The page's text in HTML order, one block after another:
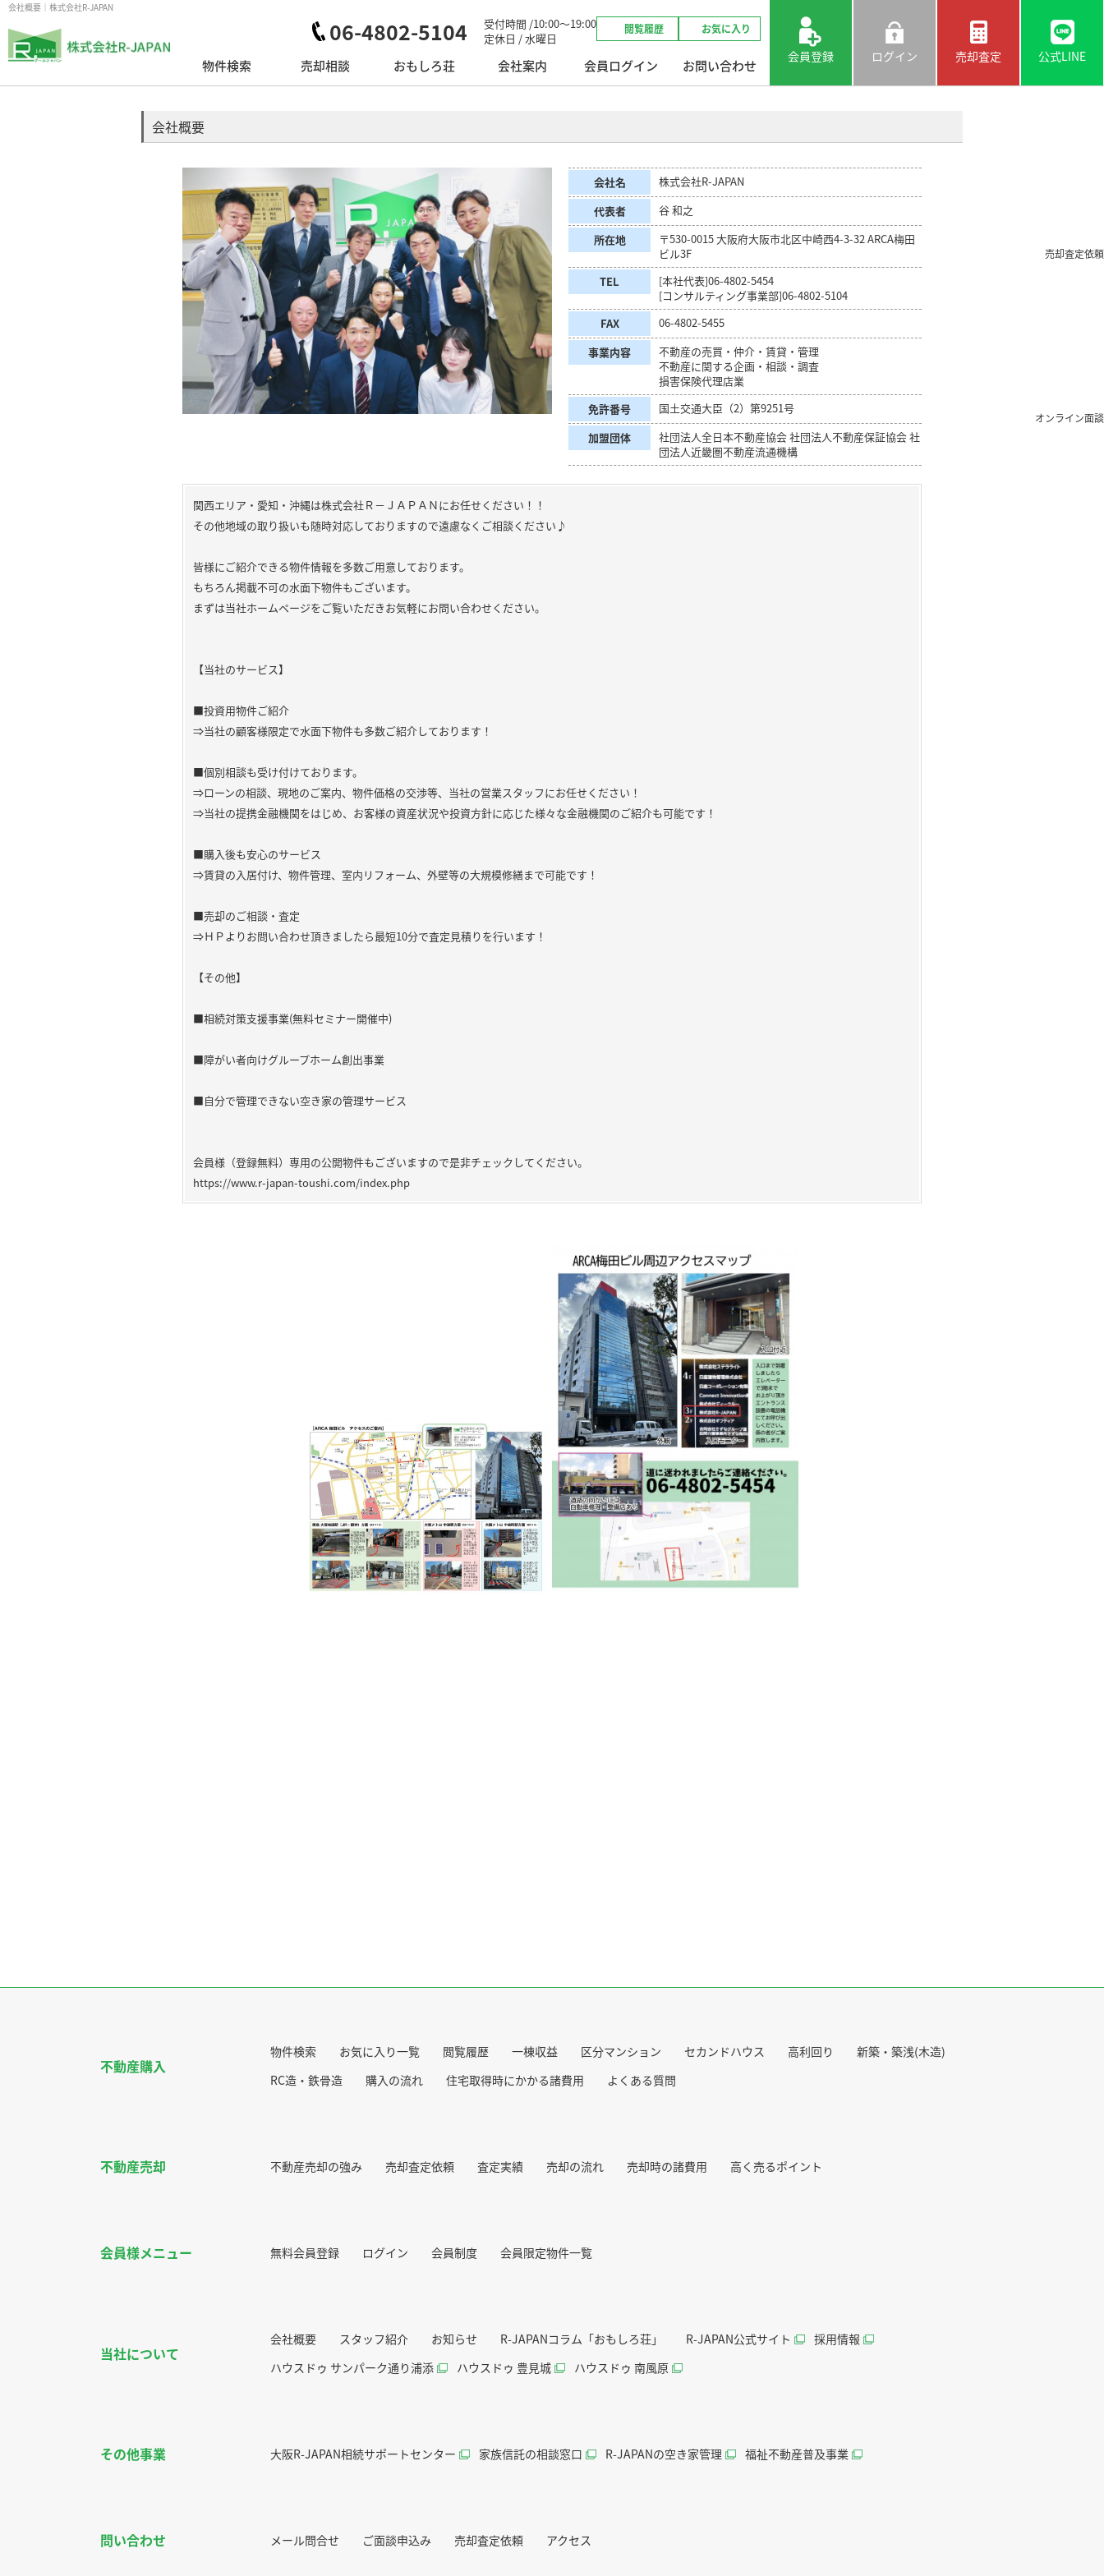
会社概要｜株式会社R-JAPAN
06-4802-5104
受付時間 /10:00～19:00
定休日 / 水曜日
閲覧履歴 お気に入り
物件検索 売却相談 おもしろ荘 会社案内 会員ログイン お問い合わせ
会員登録 ログイン 売却査定 公式LINE
会社概要
会社名
株式会社R-JAPAN
代表者
谷 和之
所在地
〒530-0015 大阪府大阪市北区中崎西4-3-32 ARCA梅田
ビル3F
TEL
[本社代表]06-4802-5454
[コンサルティング事業部]06-4802-5104
FAX
06-4802-5455
事業内容
不動産の売買・仲介・賃貸・管理
不動産に関する企画・相談・調査
損害保険代理店業
免許番号
国土交通大臣（2）第9251号
加盟団体
社団法人全日本不動産協会 社団法人不動産保証協会 社
団法人近畿圏不動産流通機構
関西エリア・愛知・沖縄は株式会社Ｒ－ＪＡＰＡＮにお任せください！！
その他地域の取り扱いも随時対応しておりますので遠慮なくご相談ください♪
皆様にご紹介できる物件情報を多数ご用意しております。
もちろん掲載不可の水面下物件もございます。
まずは当社ホームページをご覧いただきお気軽にお問い合わせください。
【当社のサービス】
■投資用物件ご紹介
⇒当社の顧客様限定で水面下物件も多数ご紹介しております！
■個別相談も受け付けております。
⇒ローンの相談、現地のご案内、物件価格の交渉等、当社の営業スタッフにお任せください！
⇒当社の提携金融機関をはじめ、お客様の資産状況や投資方針に応じた様々な金融機関のご紹介も可能です！
■購入後も安心のサービス
⇒賃貸の入居付け、物件管理、室内リフォーム、外壁等の大規模修繕まで可能です！
■売却のご相談・査定
⇒ＨＰよりお問い合わせ頂きましたら最短10分で査定見積りを行います！
【その他】
■相続対策支援事業(無料セミナー開催中)
■障がい者向けグループホーム創出事業
■自分で管理できない空き家の管理サービス
会員様（登録無料）専用の公開物件もございますので是非チェックしてください。
https://www.r-japan-toushi.com/index.php
売却査定依頼
オンライン面談
不動産購入
物件検索 お気に入り一覧 閲覧履歴 一棟収益 区分マンション セカンドハウス 高利回り
新築・築浅(木造)
RC造・鉄骨造
購入の流れ 住宅取得時にかかる諸費用 よくある質問
不動産売却 不動産売却の強み 売却査定依頼 査定実績 売却の流れ 売却時の諸費用 高く売るポイント
会員様メニュー 無料会員登録 ログイン 会員制度 会員限定物件一覧
当社について
会社概要 スタッフ紹介 お知らせ R-JAPANコラム「おもしろ荘」 R-JAPAN公式サイト
採用情報
ハウスドゥ サンパーク通り浦添
ハウスドゥ 豊見城 ハウスドゥ 南風原
その他事業 大阪R-JAPAN相続サポートセンター 家族信託の相談窓口 R-JAPANの空き家管理 福祉不動産普及事業
問い合わせ メール問合せ ご面談申込み 売却査定依頼 アクセス